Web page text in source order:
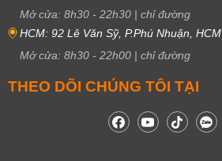
Mở cửa: 8h30 - 22h30 | chỉ đường
HCM: 92 Lê Văn Sỹ, P.Phú Nhuận, HCM
Mở cửa: 8h30 - 22h00 | chỉ đường
THEO DÕI CHÚNG TÔI TẠI